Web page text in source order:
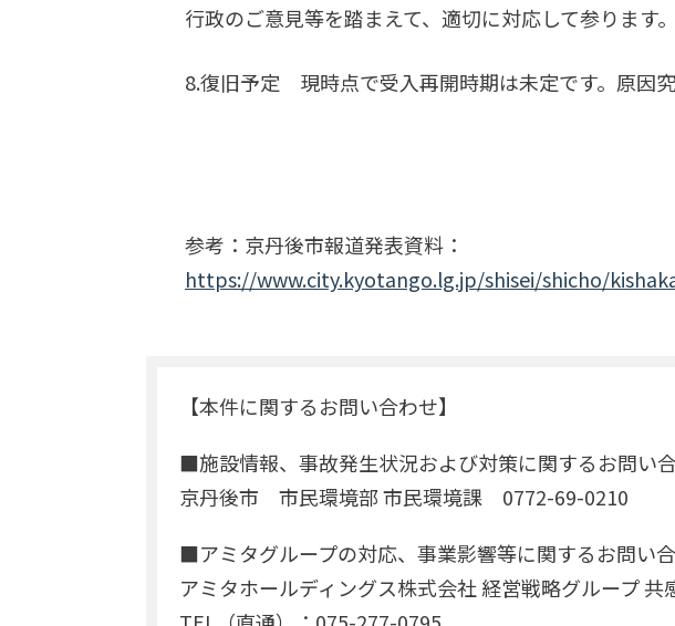
行政のご意見等を踏まえて、適切に対応して参ります。
8.復旧予定 現時点で受入再開時期は未定です。原因
参考：京丹後市報道発表資料：
https://www.city.kyotango.lg.jp/shisei/shicho/
【本件に関するお問い合わせ】
■施設情報、事故発生状況および対策に関するお問い
京丹後市 市民環境部 市民環境課 0772-69-0210
■アミタグループの対応、事業影響等に関するお問い
アミタホールディングス株式会社 経営戦略グループ